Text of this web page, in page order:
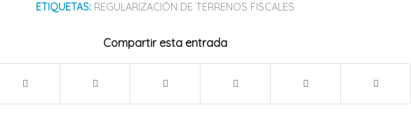
ETIQUETAS: REGULARIZACIÓN DE TERRENOS FISCALES
Compartir esta entrada